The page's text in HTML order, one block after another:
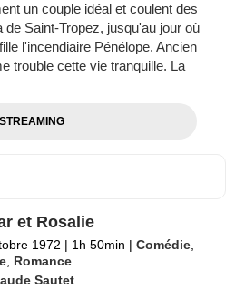
un couple idéal et coulent des
Saint-Tropez, jusqu'au jour où
l'incendiaire Pénélope. Ancien
trouble cette vie tranquille. La
STREAMING
et Rosalie
1972 | 1h 50min | Comédie
Romance
Sautet